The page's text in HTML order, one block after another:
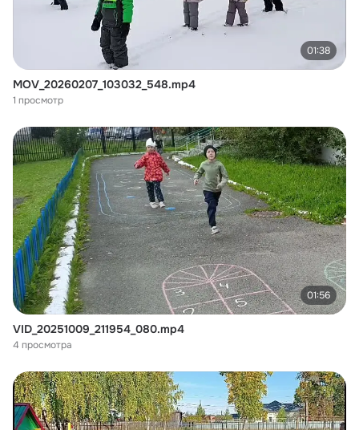
01:38
MOV_20260207_103032_548.mp4
1 просмотр
01:56
VID_20251009_211954_080.mp4
4 просмотра